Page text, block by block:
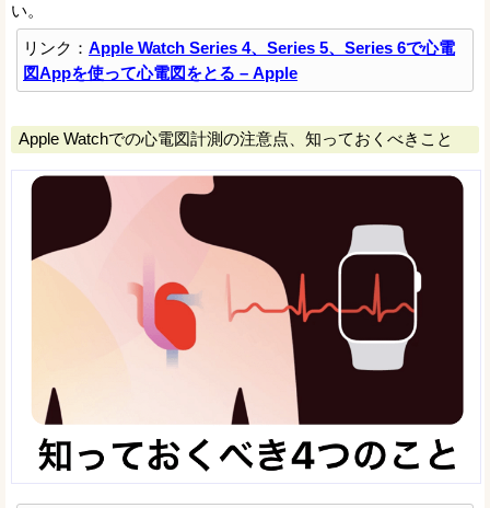
い。
リンク： Apple Watch Series 4、Series 5、Series 6で心電
図Appを使って心電図をとる – Apple
Apple Watchでの心電図計測の注意点、知っておくべきこと